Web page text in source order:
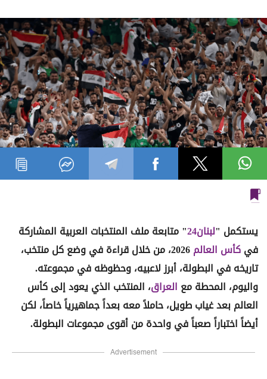
يستكمل "لبنان24
" متابعة ملف المنتخبات العربية المشاركة
فيكأس العالم
2026، من خلال قراءة في وضع كل منتخب،
تاريخه في البطولة، أبرز لاعبيه، وحظوظه في مجموعته.
واليوم، المحطة مع العراق، المنتخب الذي يعود إلى كأس
العالم بعد غياب طويل، حاملاً معه بعداً جماهيرياً خاصاً، لكن
أيضاً اختباراً صعباً في واحدة من أقوى مجموعات البطولة.
Advertisement